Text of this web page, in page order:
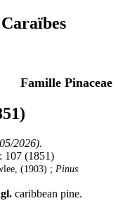
Famille Pinaceae
2026).
107 (1851)
(1903) ; Pinus
caribbean pine.